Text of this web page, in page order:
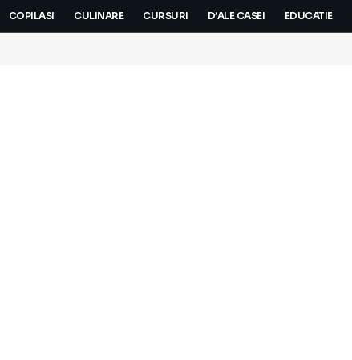
COPILASI CULINARE CURSURI D’ALE CASEI EDUCATIE